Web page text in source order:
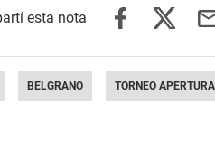
BELGRANO TORNEO APERTURA